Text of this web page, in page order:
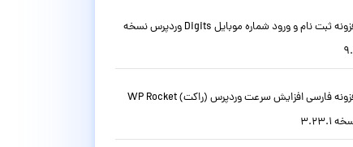
افزونه ثبت نام و ورود شماره موبایل Digits وردپرس نسخه
افزونه فارسی افزایش سرعت وردپرس (راکت) WP Rocket
3.23.1